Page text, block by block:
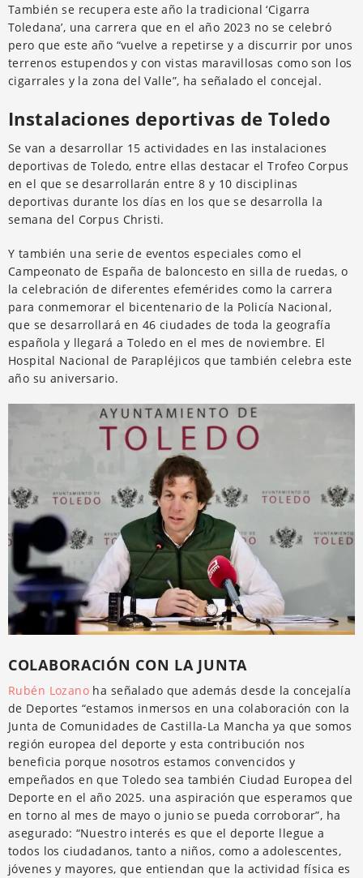
También se recupera este año la tradicional ‘Cigarra
Toledana’, una carrera que en el año 2023 no se celebró
pero que este año “vuelve a repetirse y a discurrir por unos
terrenos estupendos y con vistas maravillosas como son los
cigarrales y la zona del Valle”, ha señalado el concejal.
Instalaciones deportivas de Toledo
Se van a desarrollar 15 actividades en las instalaciones
deportivas de Toledo, entre ellas destacar el Trofeo Corpus
en el que se desarrollarán entre 8 y 10 disciplinas
deportivas durante los días en los que se desarrolla la
semana del Corpus Christi.
Y también una serie de eventos especiales como el
Campeonato de España de baloncesto en silla de ruedas, o
la celebración de diferentes efemérides como la carrera
para conmemorar el bicentenario de la Policía Nacional,
que se desarrollará en 46 ciudades de toda la geografía
española y llegará a Toledo en el mes de noviembre. El
Hospital Nacional de Parapléjicos que también celebra este
año su aniversario.
COLABORACIÓN CON LA JUNTA
Rubén Lozano ha señalado que además desde la concejalía
de Deportes “estamos inmersos en una colaboración con la
Junta de Comunidades de Castilla-La Mancha ya que somos
región europea del deporte y esta contribución nos
beneficia porque nosotros estamos convencidos y
empeñados en que Toledo sea también Ciudad Europea del
Deporte en el año 2025. una aspiración que esperamos que
en torno al mes de mayo o junio se pueda corroborar”, ha
asegurado: “Nuestro interés es que el deporte llegue a
todos los ciudadanos, tanto a niños, como a adolescentes,
jóvenes y mayores, que entiendan que la actividad física es